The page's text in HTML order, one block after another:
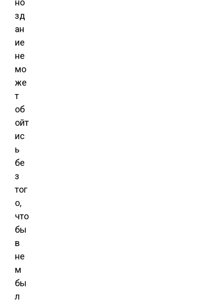
но
зд
ан
ие
не
мо
же
т
об
ойт
ис
ь
бе
з
тог
о,
что
бы
в
не
м
бы
л